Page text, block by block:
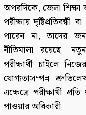
অপরদিকে, জেলা শিক্ষা
পরীক্ষায়
পারেন না, তাদের
নীতিমালা রয়েছে।
পরীক্ষার্থী চাইলে
যোগ্যতাসম্পন্ন
এক্ষেত্রে পরীক্ষার্থী
পাওয়ার অধিকারী।